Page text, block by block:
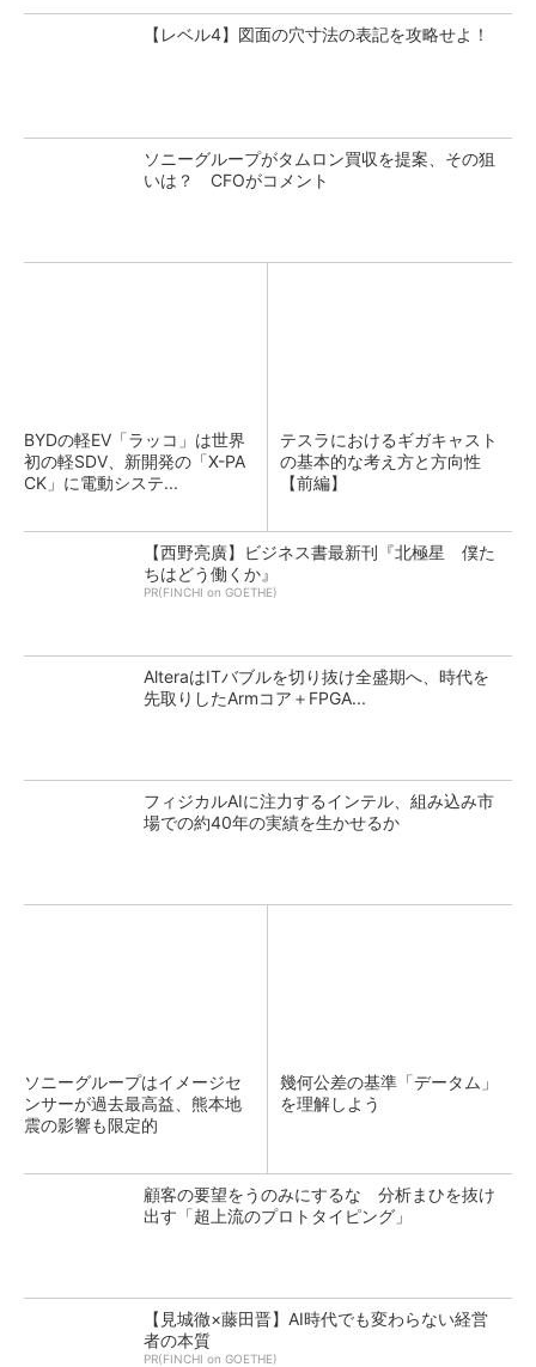
【レベル4】図面の穴寸法の表記を攻略せよ！
ソニーグループがタムロン買収を提案、その狙
いは？ CFOがコメント
BYDの軽EV「ラッコ」は世界
初の軽SDV、新開発の「X-PA
CK」に電動システ...
テスラにおけるギガキャスト
の基本的な考え方と方向性
【前編】
【西野亮廣】ビジネス書最新刊『北極星 僕た
ちはどう働くか』
PR(FINCHI on GOETHE)
AlteraはITバブルを切り抜け全盛期へ、時代を
先取りしたArmコア＋FPGA...
フィジカルAIに注力するインテル、組み込み市
場での約40年の実績を生かせるか
ソニーグループはイメージセ
ンサーが過去最高益、熊本地
震の影響も限定的
幾何公差の基準「データム」
を理解しよう
顧客の要望をうのみにするな 分析まひを抜け
出す「超上流のプロトタイピング」
【見城徹×藤田晋】AI時代でも変わらない経営
者の本質
PR(FINCHI on GOETHE)